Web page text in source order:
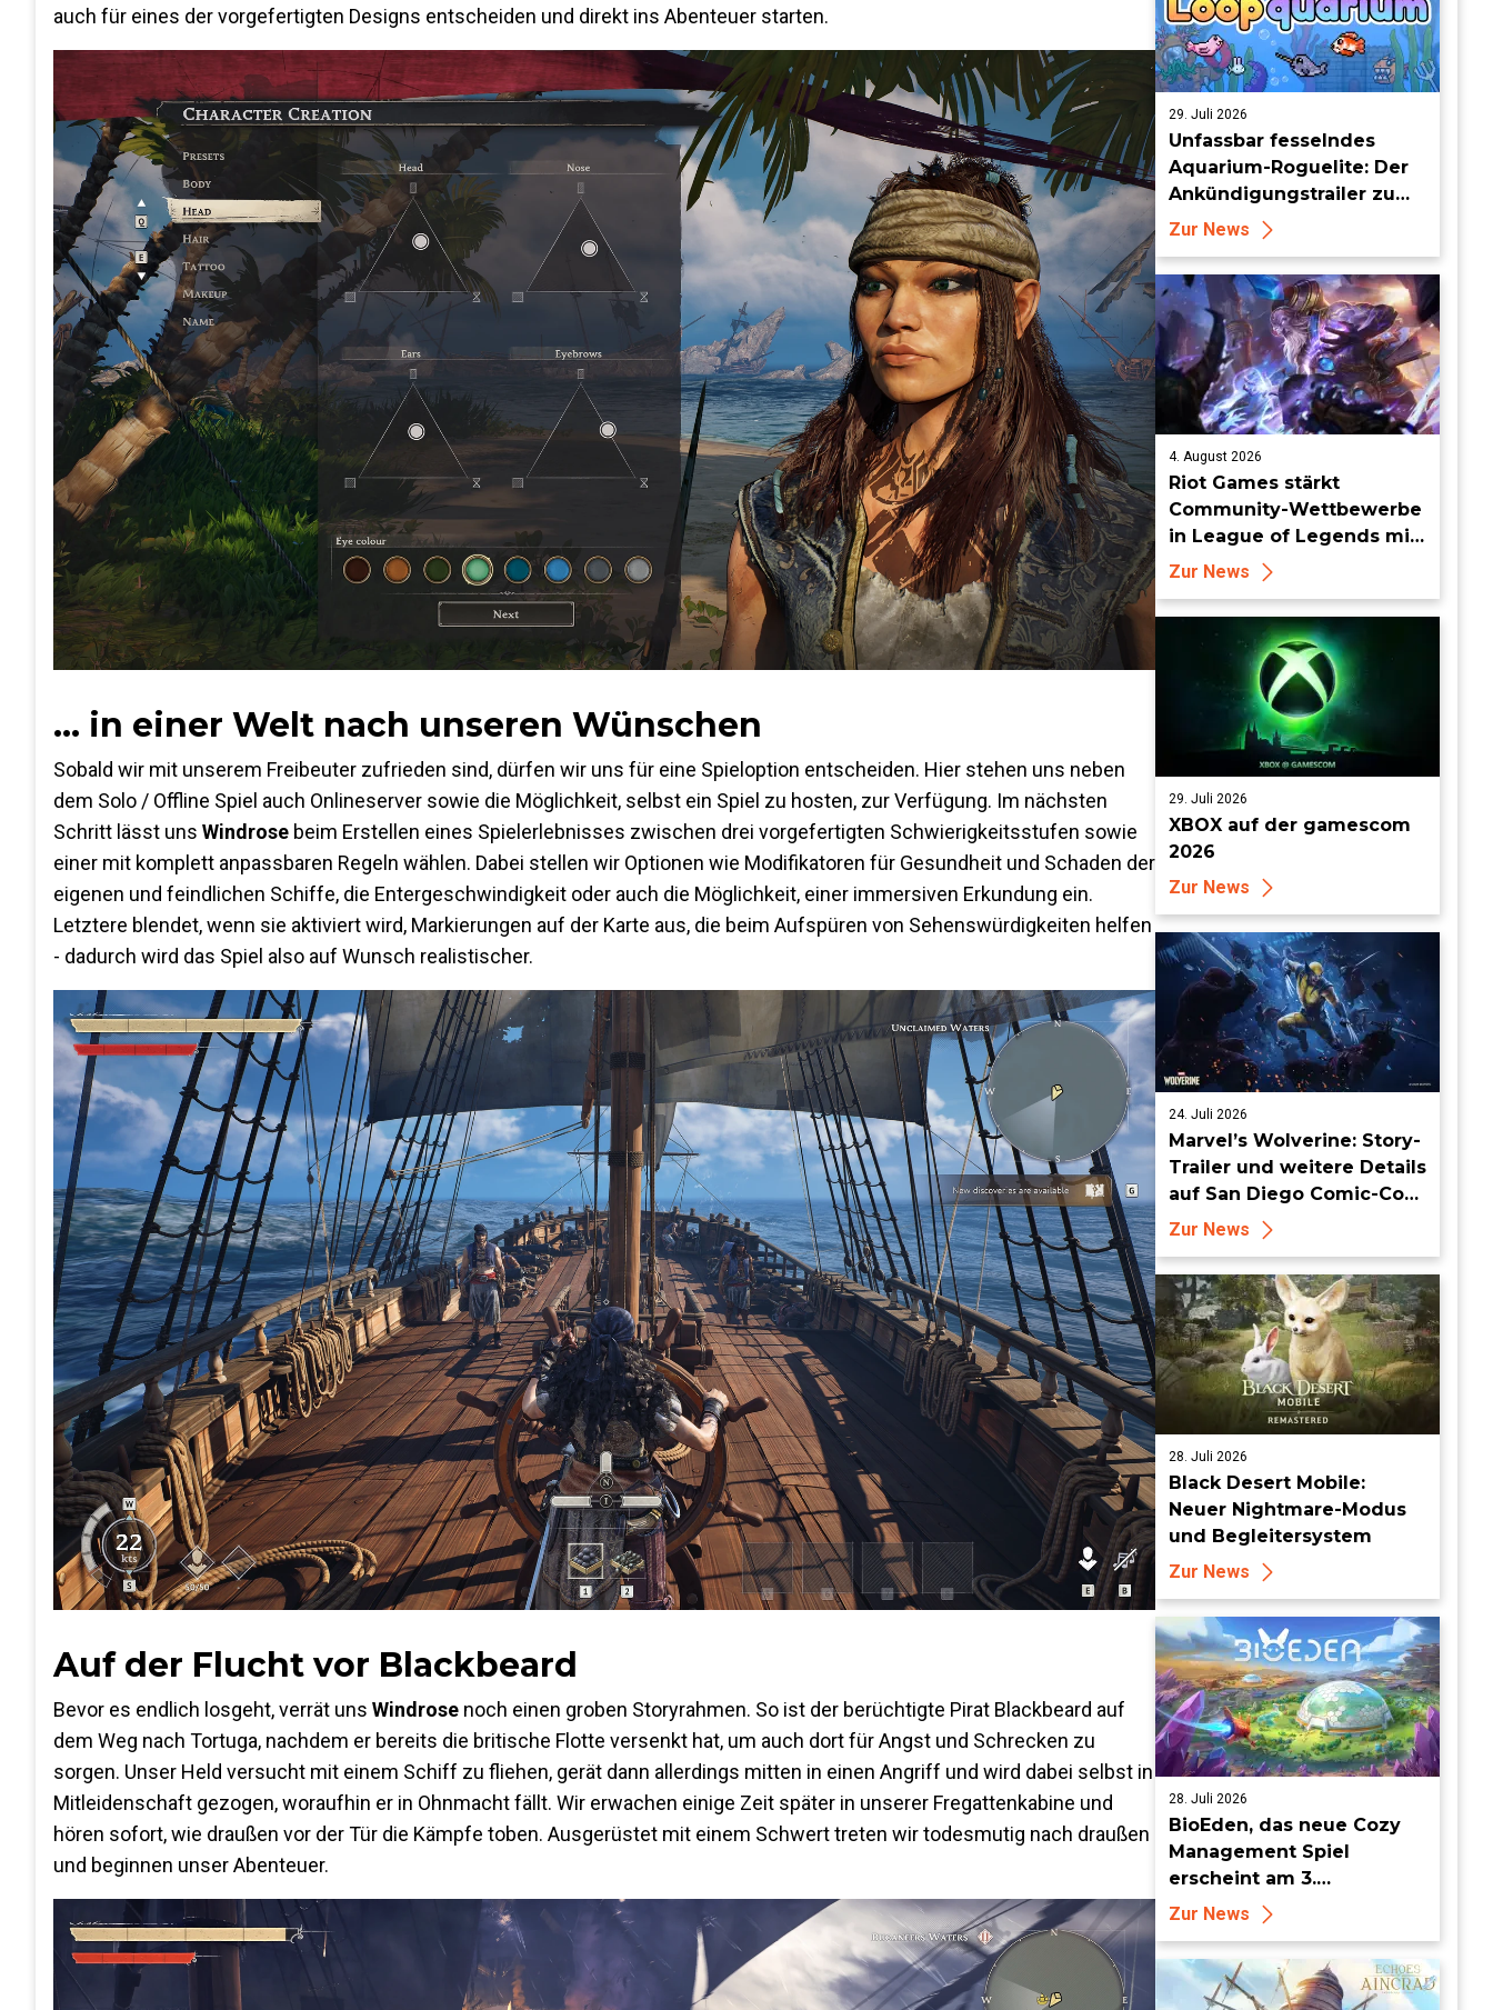
auch für eines der vorgefertigten Designs entscheiden und direkt ins Abenteuer starten.
... in einer Welt nach unseren Wünschen
Sobald wir mit unserem Freibeuter zufrieden sind, dürfen wir uns für eine Spieloption entscheiden. Hier stehen uns neben
dem Solo / Offline Spiel auch Onlineserver sowie die Möglichkeit, selbst ein Spiel zu hosten, zur Verfügung. Im nächsten
Schritt lässt uns Windrose beim Erstellen eines Spielerlebnisses zwischen drei vorgefertigten Schwierigkeitsstufen sowie
einer mit komplett anpassbaren Regeln wählen. Dabei stellen wir Optionen wie Modifikatoren für Gesundheit und Schaden der
eigenen und feindlichen Schiffe, die Entergeschwindigkeit oder auch die Möglichkeit, einer immersiven Erkundung ein.
Letztere blendet, wenn sie aktiviert wird, Markierungen auf der Karte aus, die beim Aufspüren von Sehenswürdigkeiten helfen
- dadurch wird das Spiel also auf Wunsch realistischer.
Auf der Flucht vor Blackbeard
Bevor es endlich losgeht, verrät uns Windrose noch einen groben Storyrahmen. So ist der berüchtigte Pirat Blackbeard auf
dem Weg nach Tortuga, nachdem er bereits die britische Flotte versenkt hat, um auch dort für Angst und Schrecken zu
sorgen. Unser Held versucht mit einem Schiff zu fliehen, gerät dann allerdings mitten in einen Angriff und wird dabei selbst in
Mitleidenschaft gezogen, woraufhin er in Ohnmacht fällt. Wir erwachen einige Zeit später in unserer Fregattenkabine und
hören sofort, wie draußen vor der Tür die Kämpfe toben. Ausgerüstet mit einem Schwert treten wir todesmutig nach draußen
und beginnen unser Abenteuer.
29. Juli 2026
Unfassbar fesselndes
Aquarium-Roguelite: Der
Ankündigungstrailer zu
Loopquarium
Zur News
4. August 2026
Riot Games stärkt
Community-Wettbewerbe
in League of Legends mit
neuen Organized-Play-
Zur News
29. Juli 2026
XBOX auf der gamescom
2026
Zur News
24. Juli 2026
Marvel’s Wolverine: Story-
Trailer und weitere Details
auf San Diego Comic-Con
enthüllt
Zur News
28. Juli 2026
Black Desert Mobile:
Neuer Nightmare-Modus
und Begleitersystem
Zur News
28. Juli 2026
BioEden, das neue Cozy
Management Spiel
erscheint am 3.
September für PS5, Xbox
Series, Nintendo Switch 2
und Steam
Zur News